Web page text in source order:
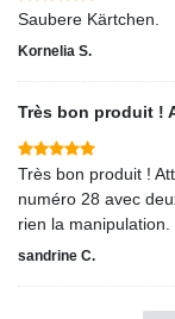
Saubere Kärtchen.
Kornelia S.
Très bon produit !
Très bon produit !
numéro 28 avec
rien la manipulation.
sandrine C.